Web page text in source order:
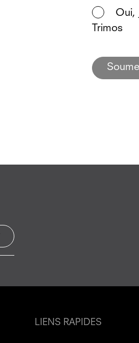
Oui,
Trimos
LIENS RAPIDES